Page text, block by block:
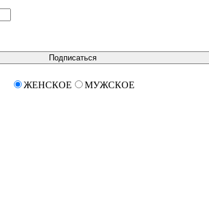
Подписаться
ЖЕНСКОЕ МУЖСКОЕ